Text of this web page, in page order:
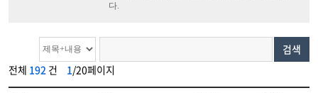
다.
전체 192 건 1/20페이지
검색